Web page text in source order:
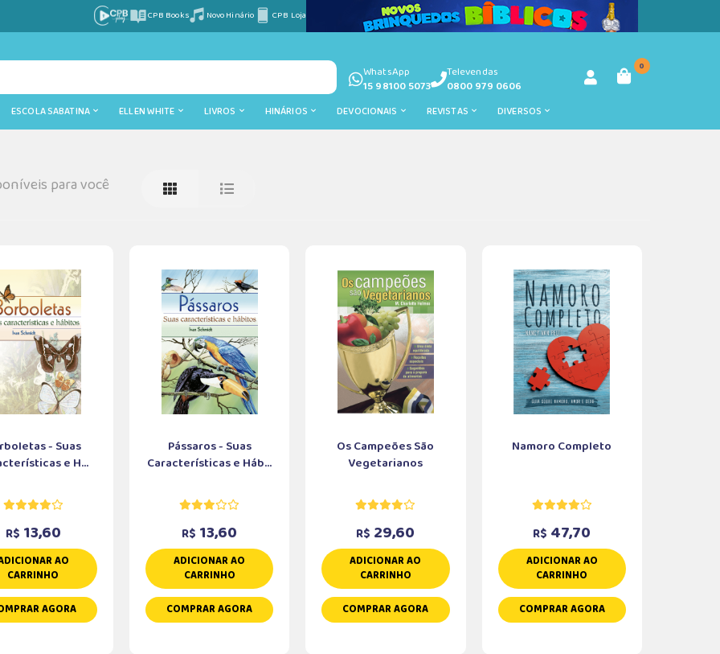
CPB Books Novo Hinário CPB Loja
WhatsApp
15 98100 5073
Televendas
0800 979 0606
0
ESCOLA SABATINA ELLEN WHITE LIVROS HINÁRIOS DEVOCIONAIS REVISTAS DIVERSOS
para você
- Suas
e H...
R$ 13,60
AO
CARRINHO
AGORA
Pássaros - Suas
Características e Háb...
R$ 13,60
ADICIONAR AO
CARRINHO
COMPRAR AGORA
Os Campeões São
Vegetarianos
R$ 29,60
ADICIONAR AO
CARRINHO
COMPRAR AGORA
Namoro Completo
R$ 47,70
ADICIONAR AO
CARRINHO
COMPRAR AGORA